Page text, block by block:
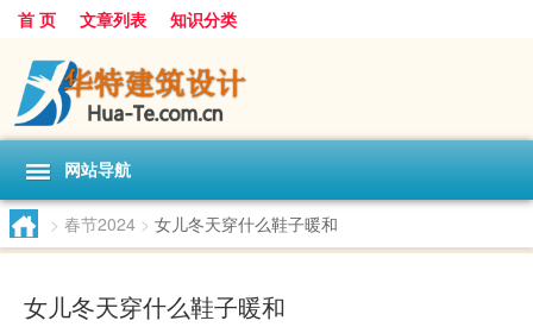
首 页 文章列表 知识分类
网站导航
> 春节2024 > 女儿冬天穿什么鞋子暖和
女儿冬天穿什么鞋子暖和